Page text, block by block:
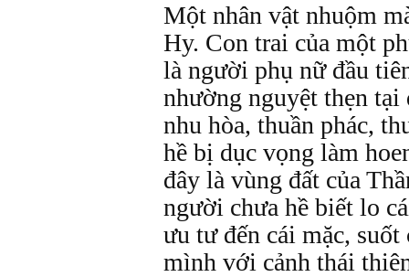
Một nhân vật nhuộm
Hy. Con trai của một
là người phụ nữ đầu
nhường nguyệt thẹn tại
nhu hòa, thuần phác,
hề bị dục vọng làm
đây là vùng đất của
người chưa hề biết lo
ưu tư đến cái mặc,
mình với cảnh thái